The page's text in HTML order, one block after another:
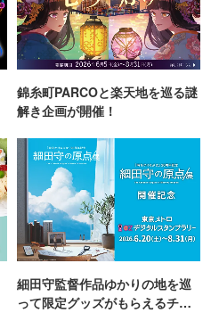
錦糸町PARCOと楽天地を巡る謎
解き企画が開催！
細田守監督作品ゆかりの地を巡
って限定グッズがもらえるチャ